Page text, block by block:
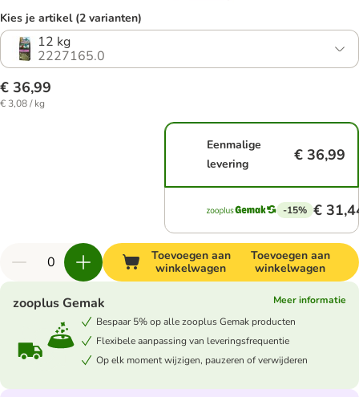
Kies je artikel (2 varianten)
12 kg
2227165.0
€ 36,99
€ 3,08 / kg
Eenmalige
levering
€ 36,99
-15% €
Toevoegen aan
winkelwagen
Toevoegen aan
winkelwagen
zooplus Gemak
Meer informatie
Bespaar 5% op alle zooplus Gemak producten
Flexibele aanpassing van leveringsfrequentie
Op elk moment wijzigen, pauzeren of verwijderen